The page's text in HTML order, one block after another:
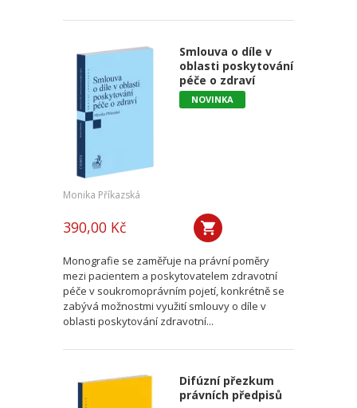
Smlouva o díle v
oblasti poskytování
péče o zdraví
NOVINKA
Monika Příkazská
390,00 Kč
Monografie se zaměřuje na právní poměry
mezi pacientem a poskytovatelem zdravotní
péče v soukromoprávním pojetí, konkrétně se
zabývá možnostmi využití smlouvy o díle v
oblasti poskytování zdravotní...
Difúzní přezkum
právních předpisů